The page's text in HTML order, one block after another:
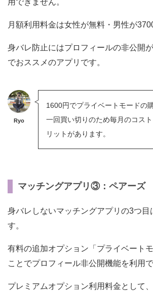
月額利用料金は女性が無料・男性が
身バレ防止にはプロフィールの非公開
でおススメのアプリです。
Ryo
1600円でプライベートモードの
一回買い切りのため毎月のコス
リットがあります。
マッチングアプリ③：ペアーズ
身バレしないマッチングアプリの3つ目
す。
有料の追加オプション「プライベート
ことでプロフィール非公開機能を利用で
プレミアムオプション利用料金として